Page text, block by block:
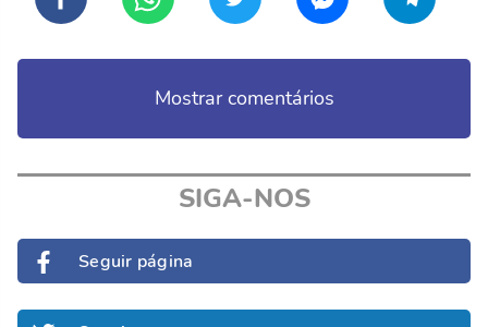
Mostrar comentários
SIGA-NOS
Seguir página